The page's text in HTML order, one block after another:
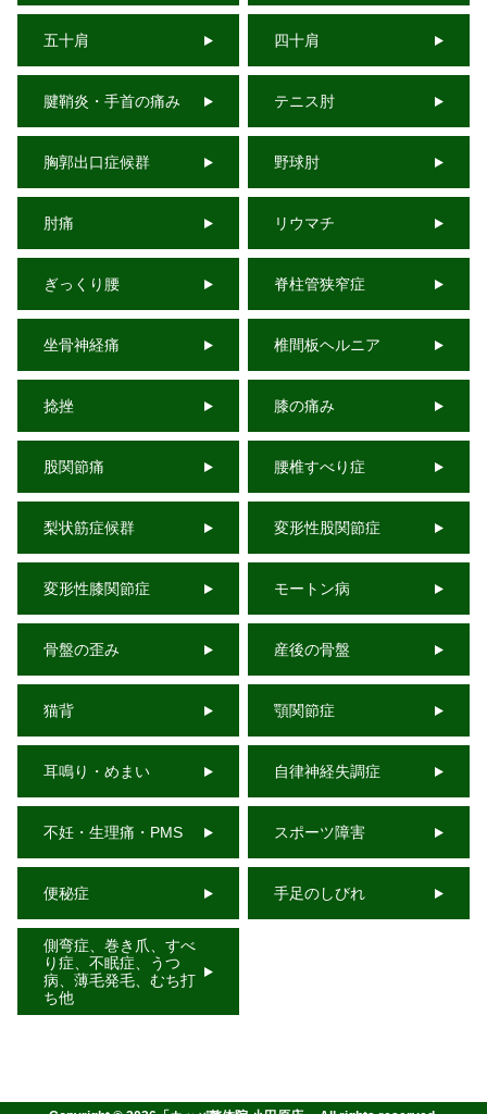
五十肩 四十肩
腱鞘炎・手首の痛み テニス肘
胸郭出口症候群 野球肘
肘痛 リウマチ
ぎっくり腰 脊柱管狭窄症
坐骨神経痛 椎間板ヘルニア
捻挫 膝の痛み
股関節痛 腰椎すべり症
梨状筋症候群 変形性股関節症
変形性膝関節症 モートン病
骨盤の歪み 産後の骨盤
猫背 顎関節症
耳鳴り・めまい 自律神経失調症
不妊・生理痛・PMS スポーツ障害
便秘症 手足のしびれ
側弯症、巻き爪、すべ
り症、不眠症、うつ
病、薄毛発毛、むち打
ち他